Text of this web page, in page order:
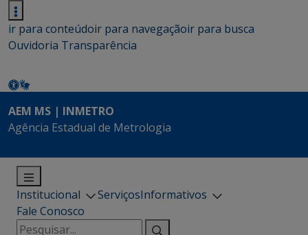
ir para conteúdoir para navegaçãoir para busca
Ouvidoria Transparência
AEM MS | INMETRO
Agência Estadual de Metrologia
Institucional ServiçosInformativos
Fale Conosco
Pesquisar